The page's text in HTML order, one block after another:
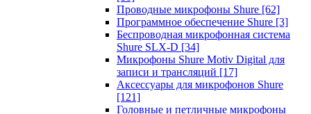
Проводные микрофоны Shure [62]
Программное обеспечение Shure [3]
Беспроводная микрофонная система
Shure SLX-D [34]
Микрофоны Shure Motiv Digital для
записи и трансляций [17]
Аксессуары для микрофонов Shure
[121]
Головные и петличные микрофоны